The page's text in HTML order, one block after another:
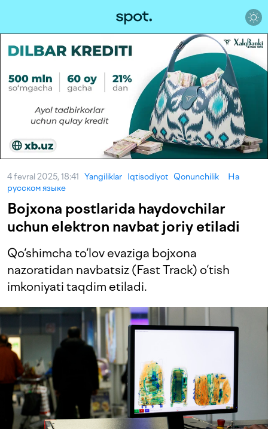
4 fevral 2025, 18:41 Yangiliklar Iqtisodiyot Qonunchilik
На
русском языке
Bojxona postlarida haydovchilar
uchun elektron navbat joriy etiladi
Qo‘shimcha to‘lov evaziga bojxona
nazoratidan navbatsiz (Fast Track) o‘tish
imkoniyati taqdim etiladi.